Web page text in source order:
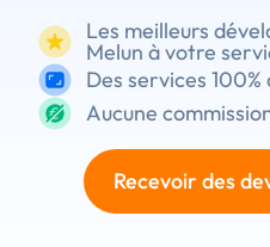
Les meilleurs
Melun à votre
Des services
Aucune
Recevoir des